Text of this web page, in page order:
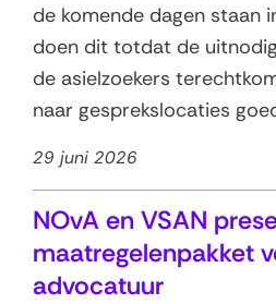
de komende dagen staan
doen dit totdat de
de asielzoekers
naar gesprekslocaties
29 juni 2026
NOvA en VSAN
maatregelenpakket
advocatuur